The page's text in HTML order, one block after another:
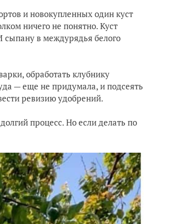
и новокупленных один куст
ничего не понятно. Куст
сыпану в междурядья белого
обработать клубнику
— еще не придумала, и подсеять
ревизию удобрений.
процесс. Но если делать по